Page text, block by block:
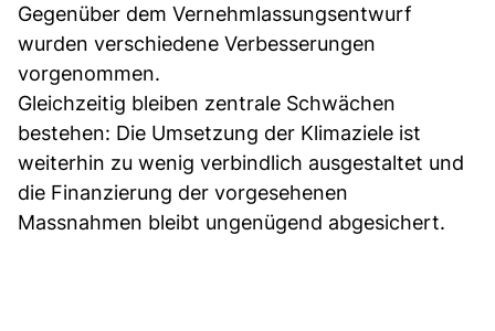
Gegenüber dem Vernehmlassungsentwurf
wurden verschiedene Verbesserungen
vorgenommen.
Gleichzeitig bleiben zentrale Schwächen
bestehen: Die Umsetzung der Klimaziele ist
weiterhin zu wenig verbindlich ausgestaltet und
die Finanzierung der vorgesehenen
Massnahmen bleibt ungenügend abgesichert.